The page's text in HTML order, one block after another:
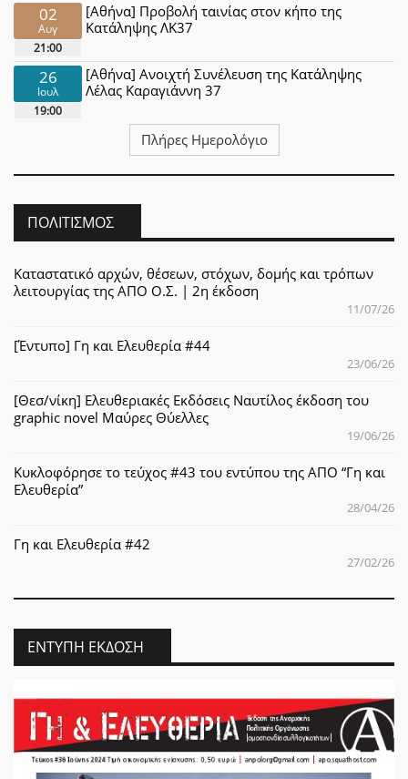
02
Αυγ
21:00
[Αθήνα] Προβολή ταινίας στον κήπο της
Κατάληψης ΛΚ37
26
Ιουλ
19:00
[Αθήνα] Ανοιχτή Συνέλευση της Κατάληψης
Λέλας Καραγιάννη 37
Πλήρες Ημερολόγιο
ΠΟΛΙΤΙΣΜΌΣ
Καταστατικό αρχών, θέσεων, στόχων, δομής και τρόπων
λειτουργίας της ΑΠΟ Ο.Σ. | 2η έκδοση
11/07/26
[Έντυπο] Γη και Ελευθερία #44
23/06/26
[Θεσ/νίκη] Ελευθεριακές Εκδόσεις Ναυτίλος έκδοση του
graphic novel Μαύρες Θύελλες
19/06/26
Κυκλοφόρησε το τεύχος #43 του εντύπου της ΑΠΟ “Γη και
Ελευθερία”
28/04/26
Γη και Ελευθερία #42
27/02/26
ΈΝΤΥΠΗ ΈΚΔΟΣΗ